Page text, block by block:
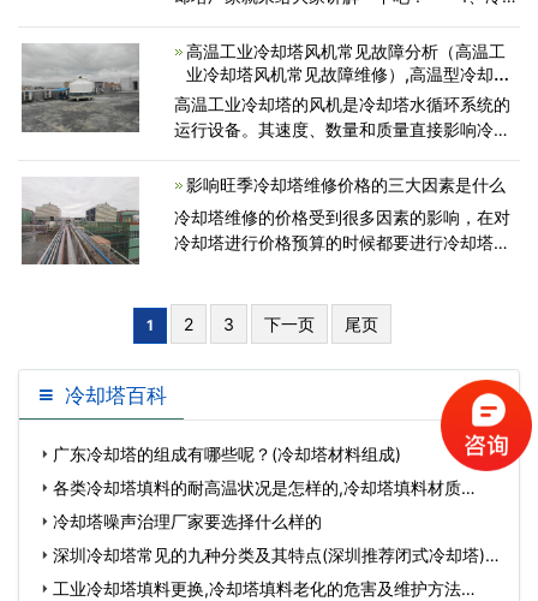
塔填料种类的选择要考虑分离工艺的要求，通
常考虑以下几个方面： (1)传质效率要高一
般而言，规整填料的
高温工业冷却塔风机常见故障分析（高温工
业冷却塔风机常见故障维修）,高温型冷却塔
厂家
高温工业冷却塔的风机是冷却塔水循环系统的
运行设备。其速度、数量和质量直接影响冷却
大的部分。因此，如何节约和减少冷却塔风机
的消耗已成为
影响旺季冷却塔维修价格的三大因素是什么
冷却塔维修的价格受到很多因素的影响，在对
冷却塔进行价格预算的时候都要进行冷却塔选
些都是影响冷却塔
1 2 3 下一页 尾页
冷却塔百科
广东冷却塔的组成有哪些呢？(冷却塔材料组成)
各类冷却塔填料的耐高温状况是怎样的,冷却塔填料材质…
冷却塔噪声治理厂家要选择什么样的
深圳冷却塔常见的九种分类及其特点(深圳推荐闭式冷却塔)…
工业冷却塔填料更换,冷却塔填料老化的危害及维护方法…